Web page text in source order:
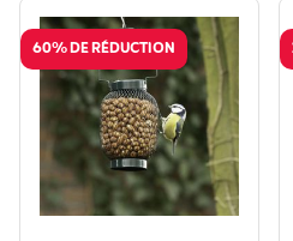
60% DE RÉDUCTION